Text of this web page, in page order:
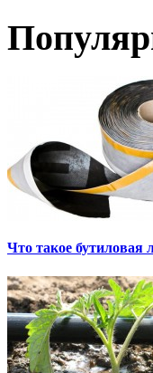
Что такое бутиловая